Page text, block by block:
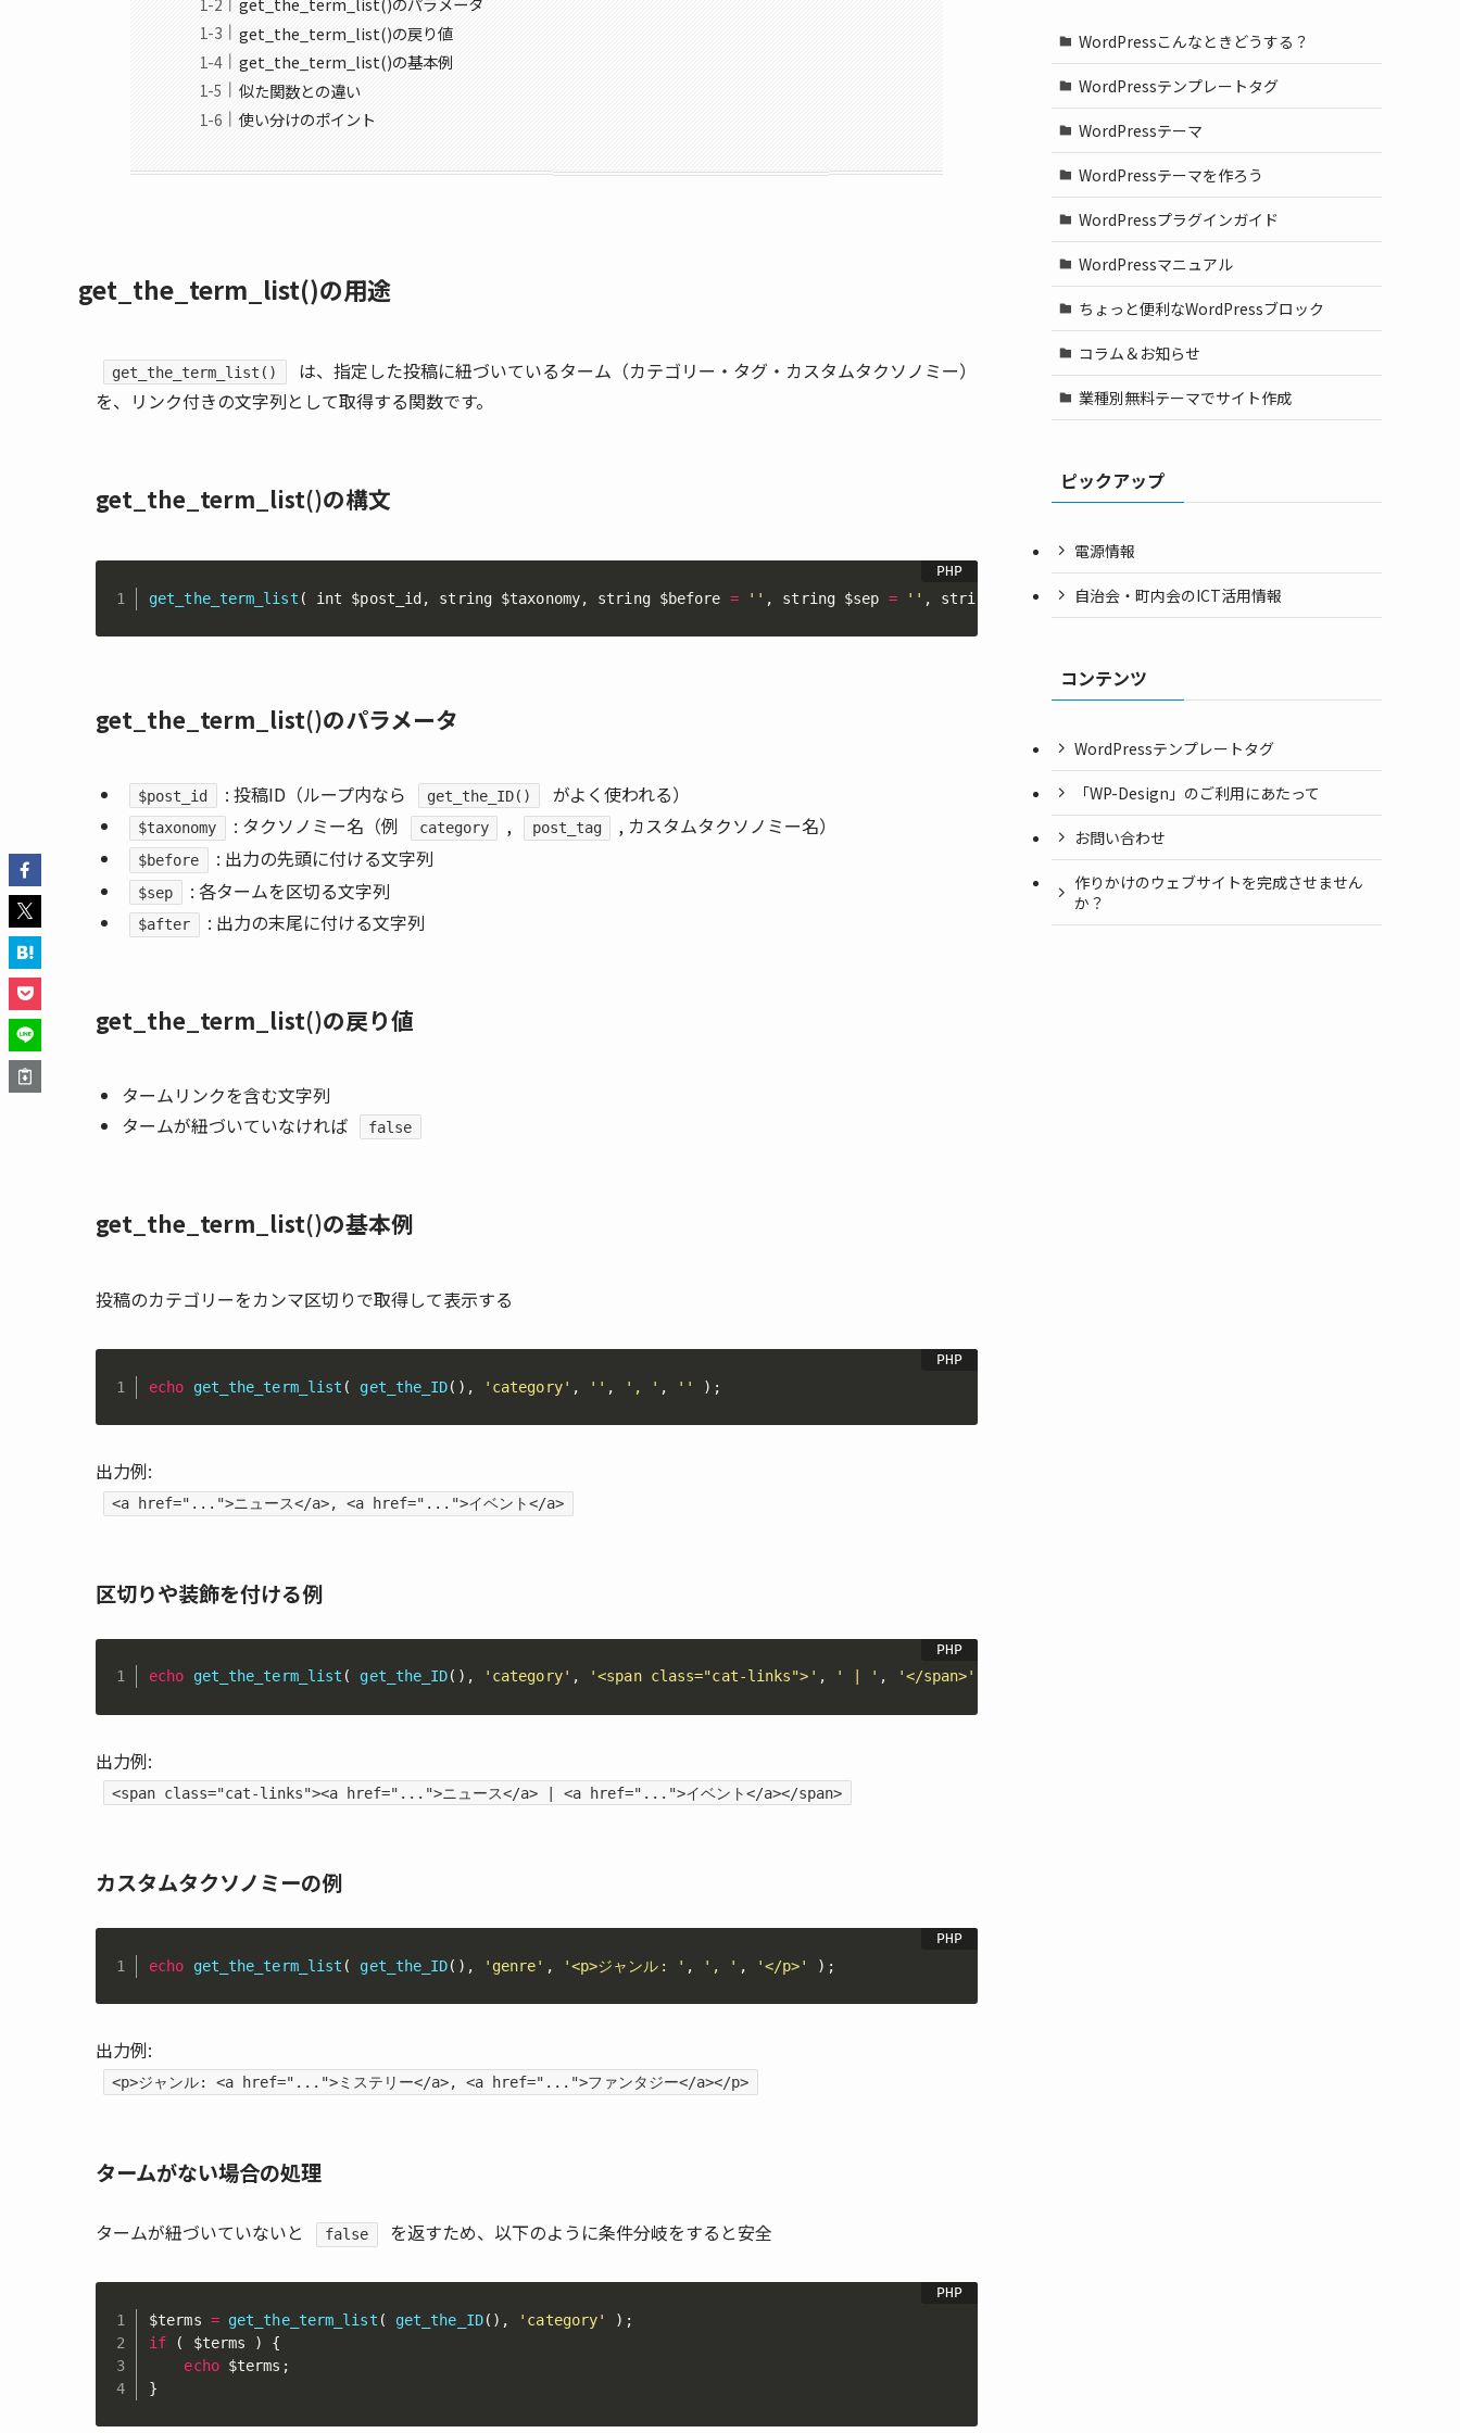
get_the_term_list()の戻り値
get_the_term_list()の基本例
似た関数との違い
使い分けのポイント
get_the_term_list()の用途
get_the_term_list()
は、指定した投稿に紐づいているターム（カテゴリー・タグ・カスタムタクソノミー）
を、リンク付きの文字列として取得する関数です。
get_the_term_list()の構文
get_the_term_list ( int $post_id, string $taxonomy, string $before = '' , string $sep = '' , string $after = '' )
get_the_term_list()のパラメータ
$post_id : 投稿ID（ループ内なら get_the_ID() がよく使われる）
$taxonomy : タクソノミー名（例 category , post_tag , カスタムタクソノミー名）
$before : 出力の先頭に付ける文字列
$sep : 各タームを区切る文字列
$after : 出力の末尾に付ける文字列
get_the_term_list()の戻り値
タームリンクを含む文字列
タームが紐づいていなければ
false
get_the_term_list()の基本例
投稿のカテゴリーをカンマ区切りで取得して表示する
echo get_the_term_list ( get_the_ID( ) , 'category' , '' , ', ' , '' ) ;
出力例:
<a href="...">ニュース</a>, <a href="...">イベント</a>
区切りや装飾を付ける例
echo get_the_term_list ( get_the_ID( ) , 'category' , '<span class="cat-links">' , ' | ' , '</span>'
出力例:
<span class="cat-links"><a href="...">ニュース</a> | <a href="...">イベント</a></span>
カスタムタクソノミーの例
echo get_the_term_list ( get_the_ID( ) , 'genre' , '<p>ジャンル: ' , ', ' , '</p>' ) ;
出力例:
<p>ジャンル: <a href="...">ミステリー</a>, <a href="...">ファンタジー</a></p>
タームがない場合の処理
タームが紐づいていないと false を返すため、以下のように条件分岐をすると安全
$terms = get_the_term_list ( get_the_ID( ) , 'category' ) ;
if
( $terms )
{
echo $terms ;
}
WordPressこんなときどうする？
WordPressテンプレートタグ
WordPressテーマ
WordPressテーマを作ろう
WordPressプラグインガイド
WordPressマニュアル
ちょっと便利なWordPressブロック
コラム＆お知らせ
業種別無料テーマでサイト作成
ピックアップ
電源情報
自治会・町内会のICT活用情報
コンテンツ
WordPressテンプレートタグ
「WP-Design」のご利用にあたって
お問い合わせ
作りかけのウェブサイトを完成させません
か？